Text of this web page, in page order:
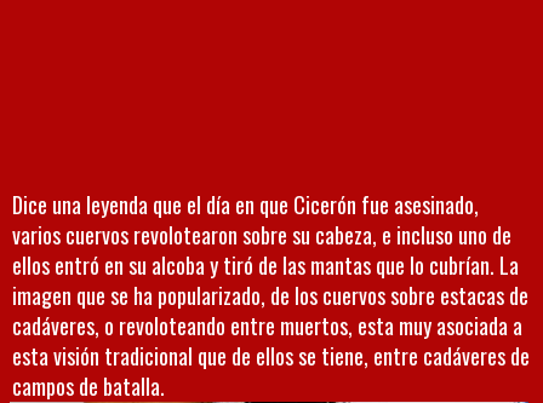
Dice una leyenda que el día en que Cicerón fue asesinado,
varios cuervos revolotearon sobre su cabeza, e incluso uno de
ellos entró en su alcoba y tiró de las mantas que lo cubrían. La
imagen que se ha popularizado, de los cuervos sobre estacas de
cadáveres, o revoloteando entre muertos, esta muy asociada a
esta visión tradicional que de ellos se tiene, entre cadáveres de
campos de batalla.